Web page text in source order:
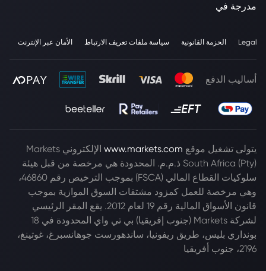
مدرجة في
Legal الحزمة القانونية سياسة ملفات تعريف الارتباط الأمان عبر الإنترنت
أساليب الدفع
يتولى تشغيل موقع www.markets.com
الإلكتروني Markets
South Africa (Pty) ذ.م.م. المحدودة هي مرخصة من قبل هيئة
سلوكيات القطاع المالي (FSCA) بموجب الترخيص رقم 46860،
وهي مرخصة للعمل كمزود مشتقات السوق الموازية بموجب
قانون الأسواق المالية رقم 19 لعام 2012. يقع المقر الرئيسي
لشركة Markets (جنوب إفريقيا) بي تي واي المحدودة في 18
بونداري بليس، طريق ريفونيا، ساندهورست جوهانسبرغ، غوتينغ،
2196، جنوب أفريقيا